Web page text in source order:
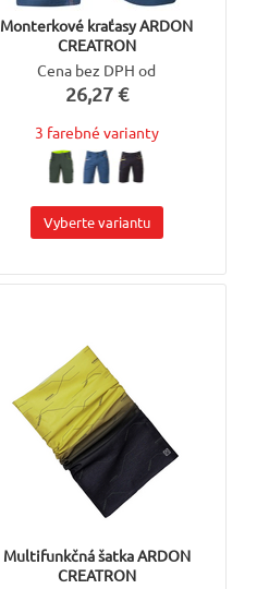
Monterkové kraťasy ARDON
CREATRON
Cena bez DPH od
26,27 €
3 farebné varianty
Vyberte variantu
Multifunkčná šatka ARDON
CREATRON